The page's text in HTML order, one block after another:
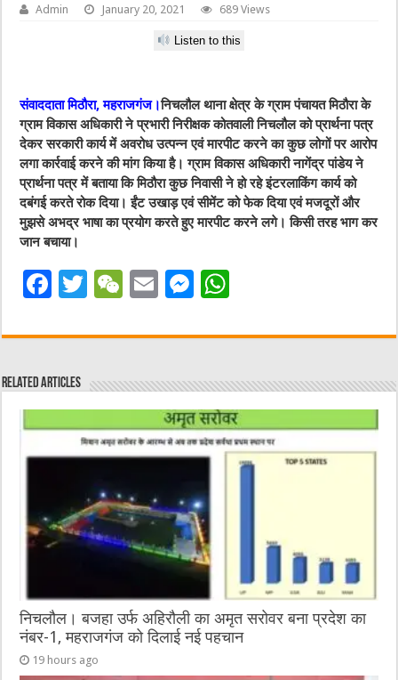
Admin January 20, 2021 689 Views
Listen to this
संवाददाता मिठौरा, महराजगंज।निचलौल थाना क्षेत्र के ग्राम पंचायत मिठौरा के
ग्राम विकास अधिकारी ने प्रभारी निरीक्षक कोतवाली निचलौल को प्रार्थना पत्र
देकर सरकारी कार्य में अवरोध उत्पन्न एवं मारपीट करने का कुछ लोगों पर आरोप
लगा कार्रवाई करने की मांग किया है। ग्राम विकास अधिकारी नागेंद्र पांडेय ने
प्रार्थना पत्र में बताया कि मिठौरा कुछ निवासी ने हो रहे इंटरलाकिंग कार्य को
दबंगई करते रोक दिया। ईंट उखाड़ एवं सीमेंट को फेक दिया एवं मजदूरों और
मुझसे अभद्र भाषा का प्रयोग करते हुए मारपीट करने लगे। किसी तरह भाग कर
जान बचाया।
F
c
e
b
o
o
T
it
r
W
C
at
E
ai
M
ss
n
g
er
at
A
p
p
Related Articles
निचलौल। बजहा उर्फ अहिरौली का अमृत सरोवर बना प्रदेश का
नंबर-1, महराजगंज को दिलाई नई पहचान
19 hours ago